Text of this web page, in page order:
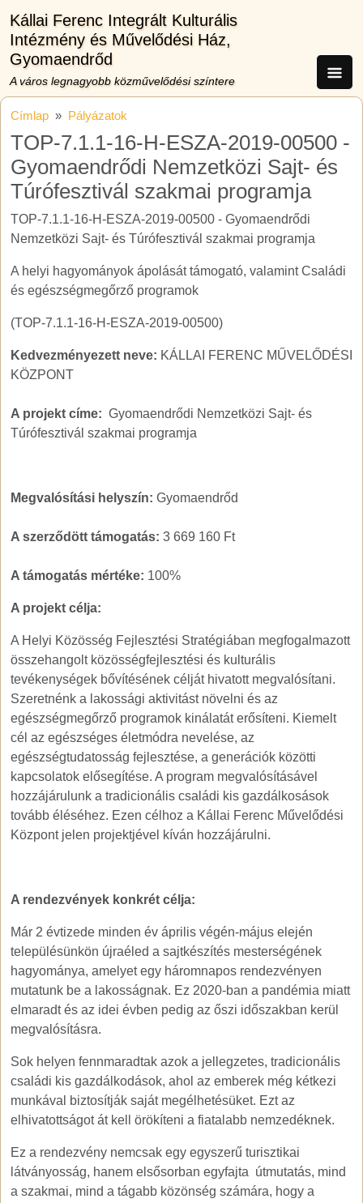
Kállai Ferenc Integrált Kulturális
Intézmény és Művelődési Ház,
Gyomaendrőd
A város legnagyobb közművelődési színtere
Címlap Pályázatok
TOP-7.1.1-16-H-ESZA-2019-00500 -
Gyomaendrődi Nemzetközi Sajt- és
Túrófesztivál szakmai programja
TOP-7.1.1-16-H-ESZA-2019-00500 - Gyomaendrődi
Nemzetközi Sajt- és Túrófesztivál szakmai programja
A helyi hagyományok ápolását támogató, valamint Családi
és egészségmegőrző programok
(TOP-7.1.1-16-H-ESZA-2019-00500)
Kedvezményezett neve: KÁLLAI FERENC MŰVELŐDÉSI
KÖZPONT
A projekt címe: Gyomaendrődi Nemzetközi Sajt- és
Túrófesztivál szakmai programja
Megvalósítási helyszín: Gyomaendrőd
A szerződött támogatás: 3 669 160 Ft
A támogatás mértéke: 100%
A projekt célja:
A Helyi Közösség Fejlesztési Stratégiában megfogalmazott
összehangolt közösségfejlesztési és kulturális
tevékenységek bővítésének célját hivatott megvalósítani.
Szeretnénk a lakossági aktivitást növelni és az
egészségmegőrző programok kinálatát erősíteni. Kiemelt
cél az egészséges életmódra nevelése, az
egészségtudatosság fejlesztése, a generációk közötti
kapcsolatok elősegítése. A program megvalósításável
hozzájárulunk a tradicionális családi kis gazdálkosások
tovább éléséhez. Ezen célhoz a Kállai Ferenc Művelődési
Központ jelen projektjével kíván hozzájárulni.
A rendezvények konkrét célja:
Már 2 évtizede minden év április végén-május elején
településünkön újraéled a sajtkészítés mesterségének
hagyománya, amelyet egy háromnapos rendezvényen
mutatunk be a lakosságnak. Ez 2020-ban a pandémia miatt
elmaradt és az idei évben pedig az őszi időszakban kerül
megvalósításra.
Sok helyen fennmaradtak azok a jellegzetes, tradicionális
családi kis gazdálkodások, ahol az emberek még kétkezi
munkával biztosítják saját megélhetésüket. Ezt az
elhivatottságot át kell örökíteni a fiatalabb nemzedéknek.
Ez a rendezvény nemcsak egy egyszerű turisztikai
látványosság, hanem elsősorban egyfajta útmutatás, mind
a szakmai, mind a tágabb közönség számára, hogy a